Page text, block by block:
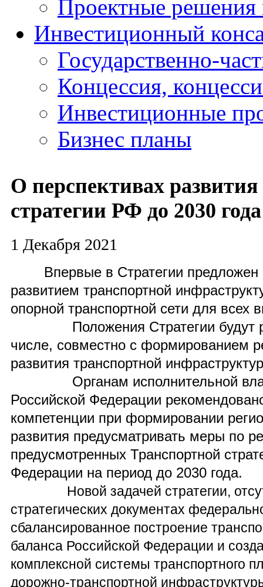
Проектные решения
Инвестиционный
Государственно-
Концессия,
Инвестиционные
Бизнес планы
О перспективах
стратегии РФ до 2030 года
1 Декабря 2021
Впервые в Стратегии
развитием транспортной
опорной транспортной сети для всех
Положения Стратегии будут
числе, совместно с формированием
развития транспортной
Органам исполнительной
Российской Федерации
компетенции при формировании
развития предусматривать меры по
предусмотренных Транспортной
Федерации на период до 2030 года.
Новой задачей стратегии,
стратегических документах
сбалансированное построение
баланса Российской Федерации и
комплексной системы транспортного
дорожно-транспортной